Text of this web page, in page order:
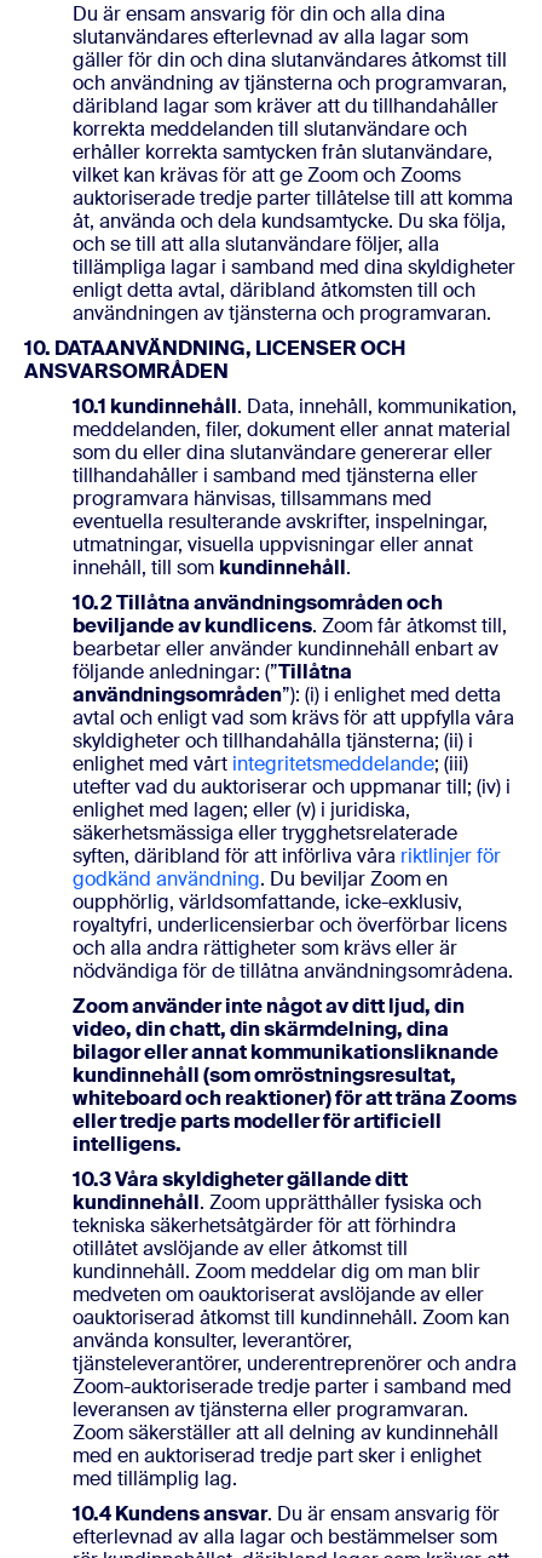
Du är ensam ansvarig för din och alla dina
slutanvändares efterlevnad av alla lagar som
gäller för din och dina slutanvändares åtkomst till
och användning av tjänsterna och programvaran,
däribland lagar som kräver att du tillhandahåller
korrekta meddelanden till slutanvändare och
erhåller korrekta samtycken från slutanvändare,
vilket kan krävas för att ge Zoom och Zooms
auktoriserade tredje parter tillåtelse till att komma
åt, använda och dela kundsamtycke. Du ska följa,
och se till att alla slutanvändare följer, alla
tillämpliga lagar i samband med dina skyldigheter
enligt detta avtal, däribland åtkomsten till och
användningen av tjänsterna och programvaran.
10. DATAANVÄNDNING, LICENSER OCH
ANSVARSOMRÅDEN
10.1 kundinnehåll. Data, innehåll, kommunikation,
meddelanden, filer, dokument eller annat material
som du eller dina slutanvändare genererar eller
tillhandahåller i samband med tjänsterna eller
programvara hänvisas, tillsammans med
eventuella resulterande avskrifter, inspelningar,
utmatningar, visuella uppvisningar eller annat
innehåll, till som kundinnehåll.
10.2 Tillåtna användningsområden och
beviljande av kundlicens. Zoom får åtkomst till,
bearbetar eller använder kundinnehåll enbart av
följande anledningar: (”Tillåtna
användningsområden”): (i) i enlighet med detta
avtal och enligt vad som krävs för att uppfylla våra
skyldigheter och tillhandahålla tjänsterna; (ii) i
enlighet med vårt integritetsmeddelande; (iii)
utefter vad du auktoriserar och uppmanar till; (iv) i
enlighet med lagen; eller (v) i juridiska,
säkerhetsmässiga eller trygghetsrelaterade
syften, däribland för att införliva våra riktlinjer för
godkänd användning. Du beviljar Zoom en
oupphörlig, världsomfattande, icke-exklusiv,
royaltyfri, underlicensierbar och överförbar licens
och alla andra rättigheter som krävs eller är
nödvändiga för de tillåtna användningsområdena.
Zoom använder inte något av ditt ljud, din
video, din chatt, din skärmdelning, dina
bilagor eller annat kommunikationsliknande
kundinnehåll (som omröstningsresultat,
whiteboard och reaktioner) för att träna Zooms
eller tredje parts modeller för artificiell
intelligens.
10.3 Våra skyldigheter gällande ditt
kundinnehåll. Zoom upprätthåller fysiska och
tekniska säkerhetsåtgärder för att förhindra
otillåtet avslöjande av eller åtkomst till
kundinnehåll. Zoom meddelar dig om man blir
medveten om oauktoriserat avslöjande av eller
oauktoriserad åtkomst till kundinnehåll. Zoom kan
använda konsulter, leverantörer,
tjänsteleverantörer, underentreprenörer och andra
Zoom-auktoriserade tredje parter i samband med
leveransen av tjänsterna eller programvaran.
Zoom säkerställer att all delning av kundinnehåll
med en auktoriserad tredje part sker i enlighet
med tillämplig lag.
10.4 Kundens ansvar. Du är ensam ansvarig för
efterlevnad av alla lagar och bestämmelser som